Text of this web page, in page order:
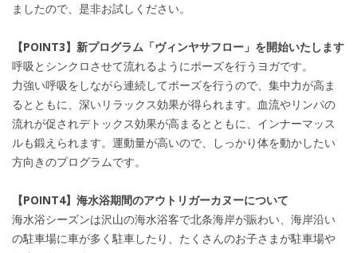
ましたので、是非お試しください。
【POINT3】新プログラム「ヴィンヤサフロー」を開始いたします
呼吸とシンクロさせて流れるようにポーズを行うヨガです。
力強い呼吸をしながら連続してポーズを行うので、集中力が高ま
るとともに、深いリラックス効果が得られます。血流やリンパの
流れが促されデトックス効果が高まるとともに、インナーマッス
ルも鍛えられます。運動量が高いので、しっかり体を動かしたい
方向きのプログラムです。
【POINT4】海水浴期間のアウトリガーカヌーについて
海水浴シーズンは沢山の海水浴客で北条海岸が賑わい、海岸沿い
の駐車場に車が多く駐車したり、たくさんのお子さまが駐車場や